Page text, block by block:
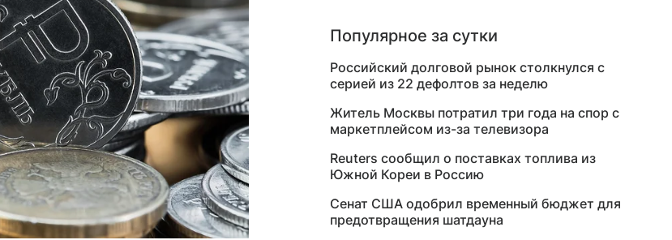
Популярное за сутки
Российский долговой рынок столкнулся с
серией из 22 дефолтов за неделю
Житель Москвы потратил три года на спор с
маркетплейсом из-за телевизора
Reuters сообщил о поставках топлива из
Южной Кореи в Россию
Сенат США одобрил временный бюджет для
предотвращения шатдауна